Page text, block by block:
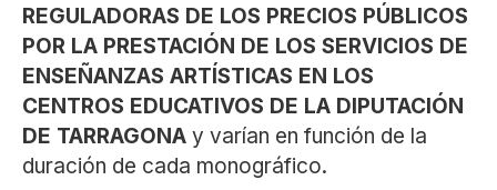
REGULADORAS DE LOS PRECIOS PÚBLICOS
POR LA PRESTACIÓN DE LOS SERVICIOS DE
ENSEÑANZAS ARTÍSTICAS EN LOS
CENTROS EDUCATIVOS DE LA DIPUTACIÓN
DE TARRAGONA y varían en función de la
duración de cada monográfico.